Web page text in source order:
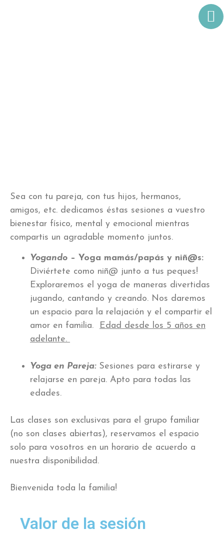
Sea con tu pareja, con tus hijos, hermanos,
amigos, etc. dedicamos éstas sesiones a vuestro
bienestar físico, mental y emocional mientras
compartis un agradable momento juntos.
Yogando – Yoga mamás/papás y niñ@s:
Diviértete como niñ@ junto a tus peques!
Exploraremos el yoga de maneras divertidas
jugando, cantando y creando. Nos daremos
un espacio para la relajación y el compartir el
amor en familia.
Edad desde los 5 años en
adelante.
Yoga en Pareja:Sesiones para estirarse y
relajarse en pareja. Apto para todas las
edades.
Las clases son exclusivas para el grupo familiar
(no son clases abiertas), reservamos el espacio
solo para vosotros en un horario de acuerdo a
nuestra disponibilidad.
Bienvenida toda la familia!
Valor de la sesión